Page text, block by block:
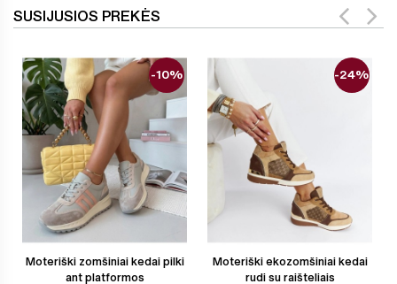
SUSIJUSIOS PREKĖS
Moteriški zomšiniai kedai pilki
ant platformos
-10%
Moteriški ekozomšiniai kedai
rudi su raišteliais
-24%